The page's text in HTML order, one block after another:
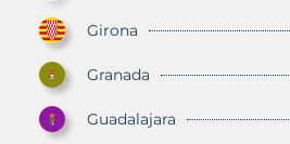
Girona
Granada
Guadalajara